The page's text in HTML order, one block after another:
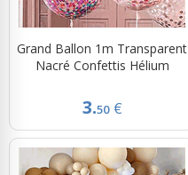
Grand Ballon 1m Transparent
Nacré Confettis Hélium
3.50 €